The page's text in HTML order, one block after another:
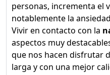
personas, incrementa el
notablemente la
Vivir en contacto con la
aspectos muy
que nos hacen disfrutar
larga y con una mejor